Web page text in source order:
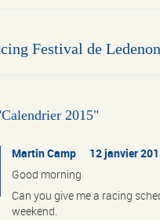
Festival de
2015"
Martin Camp 12 janvier
Good morning
Can you give me a racing
weekend.